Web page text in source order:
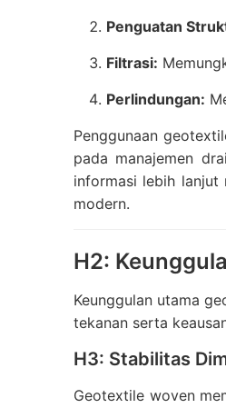
Penguatan
Filtrasi:
Perlindungan:
Penggunaan
pada manajemen
informasi lebih
modern.
H2:
Keunggulan utama
tekanan serta
H3: Stabilitas
Geotextile woven